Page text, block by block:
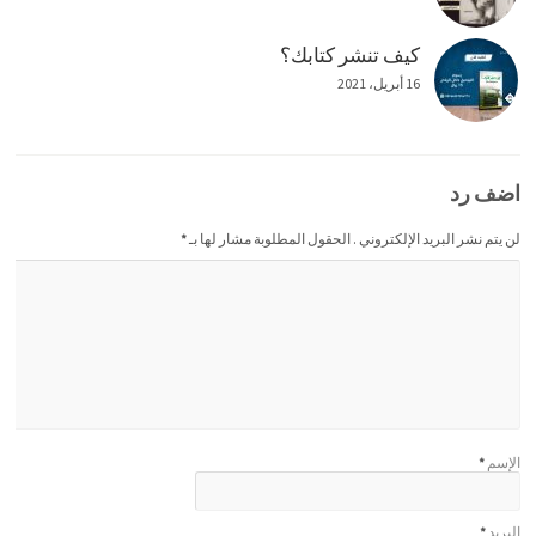
كيف تنشر كتابك؟
16 أبريل، 2021
اضف رد
لن يتم نشر البريد الإلكتروني . الحقول المطلوبة مشار لها بـ*
الإسم *
البريد *